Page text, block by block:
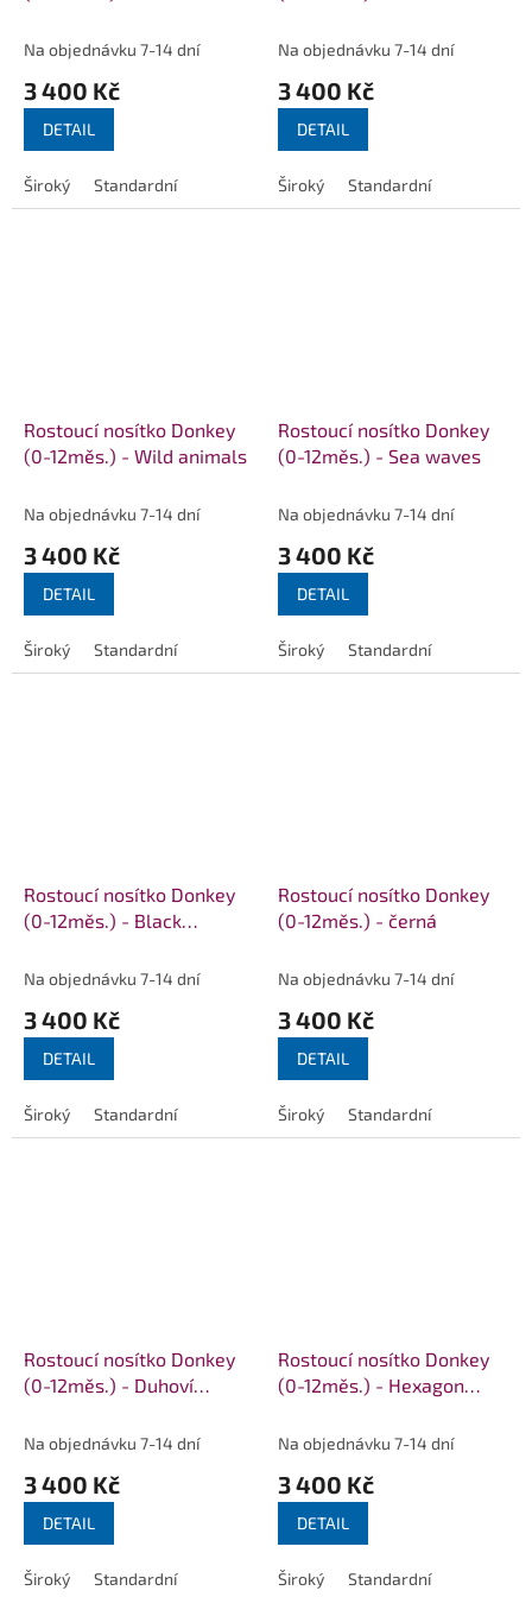
Na objednávku 7-14 dní
3 400 Kč
DETAIL
Široký Standardní
Na objednávku 7-14 dní
3 400 Kč
DETAIL
Široký Standardní
Rostoucí nosítko Donkey
(0-12měs.) - Wild animals
Na objednávku 7-14 dní
3 400 Kč
DETAIL
Široký Standardní
Rostoucí nosítko Donkey
(0-12měs.) - Sea waves
Na objednávku 7-14 dní
3 400 Kč
DETAIL
Široký Standardní
Rostoucí nosítko Donkey
(0-12měs.) - Black
Na objednávku 7-14 dní
3 400 Kč
DETAIL
Široký Standardní
Rostoucí nosítko Donkey
(0-12měs.) - černá
Na objednávku 7-14 dní
3 400 Kč
DETAIL
Široký Standardní
Rostoucí nosítko Donkey
(0-12měs.) - Duhoví
Na objednávku 7-14 dní
3 400 Kč
DETAIL
Široký Standardní
Rostoucí nosítko Donkey
(0-12měs.) - Hexagon
Na objednávku 7-14 dní
3 400 Kč
DETAIL
Široký Standardní